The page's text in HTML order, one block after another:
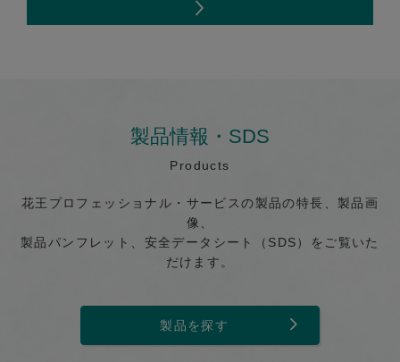
製品情報・SDS
Products
花王プロフェッショナル・サービスの製品の特長、製品画
像、
製品パンフレット、安全データシート（SDS）をご覧いた
だけます。
製品を探す